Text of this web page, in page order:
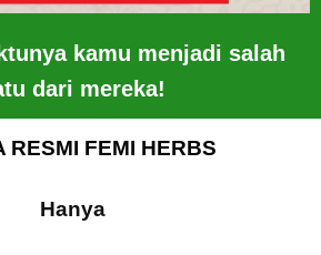
kamu menjadi salah
dari mereka!
RESMI FEMI HERBS
Hanya